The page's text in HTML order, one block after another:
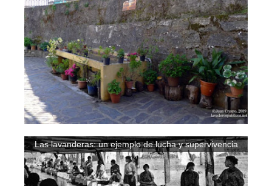
Las lavanderas: un ejemplo de lucha y supervivencia